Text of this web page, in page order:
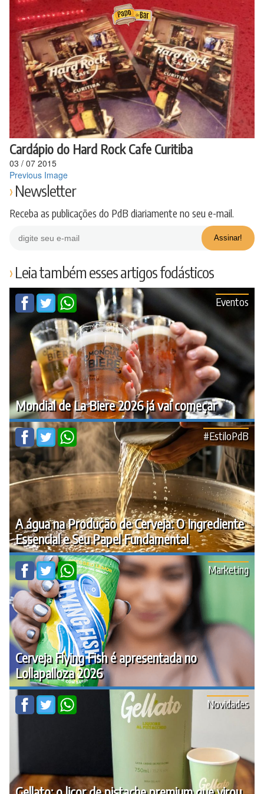
para
conteúdo
Cardápio do Hard Rock Cafe Curitiba
03 / 07 2015
Previous Image
Newsletter
Receba as publicações do PdB diariamente no seu e-mail.
Leia também esses artigos fodásticos
Mondial de La Biere 2026 já vai começar
Eventos
A água na Produção de Cerveja: O Ingrediente
Essencial e Seu Papel Fundamental
#EstiloPdB
Cerveja Flying Fish é apresentada no
Lollapalloza 2026
Marketing
Novidades